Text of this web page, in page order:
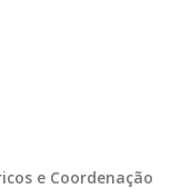
e Coordenação